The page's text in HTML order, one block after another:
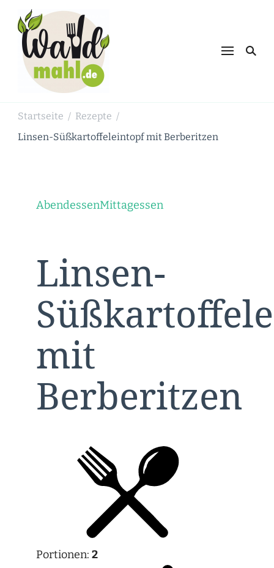
Schnabulieren, was die Natur einem
Startseite / Rezepte /
Linsen-Süßkartoffeleintopf mit Berberitzen
AbendessenMittagessen
Linsen-
mit
Berberitzen
Portionen: 2